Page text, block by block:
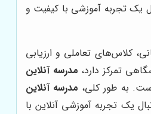
یک تجربه آموزشی با کیفیت و
کلاس‌های تعاملی و ارزیابی
مدرسه آنلاین
به طور کلی، مدرسه آنلاین
یک تجربه آموزشی آنلاین با